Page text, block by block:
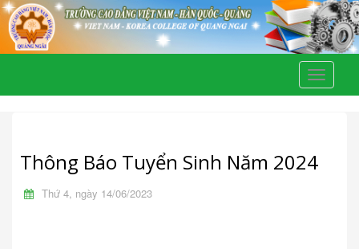
Toggle
Thông Báo Tuyển Sinh Năm 2024
Thứ 4, ngày 14/06/2023